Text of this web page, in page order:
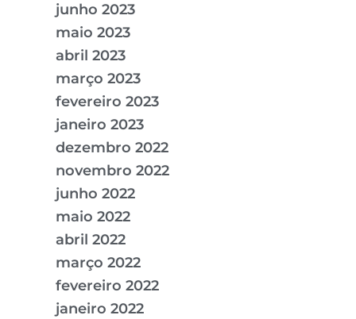
junho 2023
maio 2023
abril 2023
março 2023
fevereiro 2023
janeiro 2023
dezembro 2022
novembro 2022
junho 2022
maio 2022
abril 2022
março 2022
fevereiro 2022
janeiro 2022